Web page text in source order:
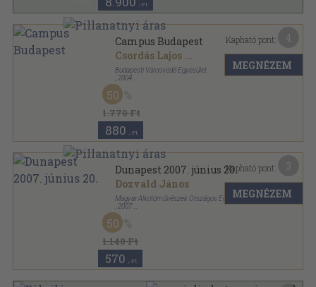
,-Ft
Campus Budapest
Csordás Lajos ...
Budapesti Városvédő Egyesület
2004
Fűzött kemény papírkötés
1.770 Ft
50
880 ,-Ft
Kapható pont:
MEGNÉZEM
Dunapest 2007. június 20.
Dozvald János
Magyar Alkotóművészek Országos Egyesülete
2007
Tűzött kötés
1.140 Ft
50
570 ,-Ft
Kapható pont:
MEGNÉZEM